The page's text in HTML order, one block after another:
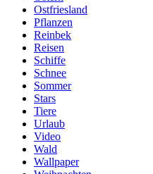
Ostfriesland
Pflanzen
Reinbek
Reisen
Schiffe
Schnee
Sommer
Stars
Tiere
Urlaub
Video
Wald
Wallpaper